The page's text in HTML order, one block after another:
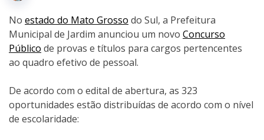
No estado do Mato Grosso do Sul, a Prefeitura
Municipal de Jardim anunciou um novo Concurso
Público de provas e títulos para cargos pertencentes
ao quadro efetivo de pessoal.
De acordo com o edital de abertura, as 323
oportunidades estão distribuídas de acordo com o nível
de escolaridade: